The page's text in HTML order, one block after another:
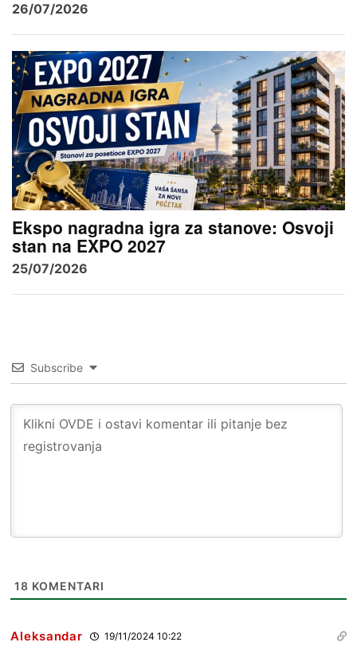
26/07/2026
Ekspo nagradna igra za stanove: Osvoji
stan na EXPO 2027
25/07/2026
Subscribe
18 KOMENTARI
Aleksandar 19/11/2024 10:22